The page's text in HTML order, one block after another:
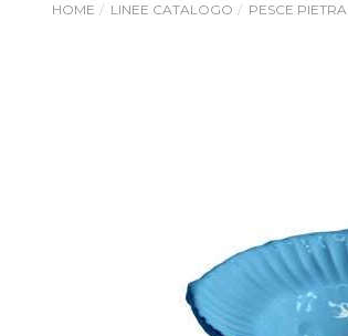
HOME LINEE CATALOGO PESCE PIETRA